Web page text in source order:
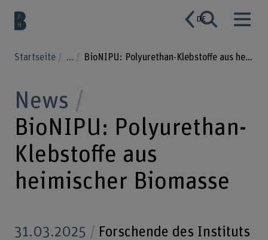
DE
Startseite ... BioNIPU: Polyurethan-Klebstoffe aus heimischer Biomasse
News
BioNIPU: Polyurethan-
Klebstoffe aus
heimischer Biomasse
31.03.2025
Forschende des Instituts